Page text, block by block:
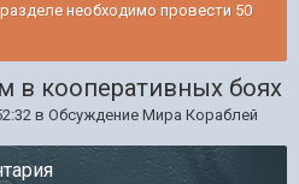
необходимо провести 50
в кооперативных боях
в Обсуждение Мира Кораблей